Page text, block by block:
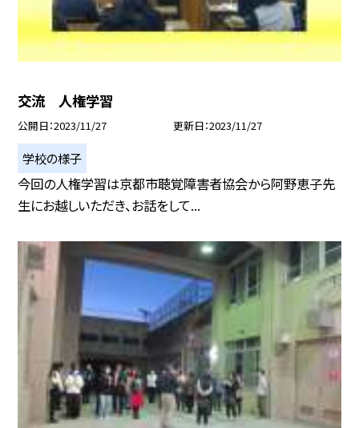
交流 人権学習
公開日 2023/11/27 更新日 2023/11/27
学校の様子
今回の人権学習は京都市聴覚障害者協会から阿野恵子先
生にお越しいただき、お話をして...